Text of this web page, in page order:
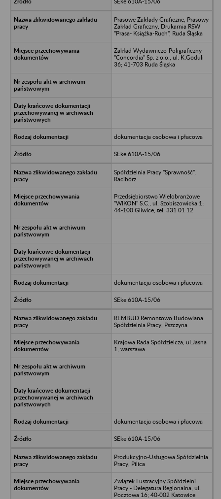
Prasowe Zakłady Graficzne, Prasowy
Zakład Graficzny, Drukarnia RSW
"Prasa- Książka-Ruch", Ruda Śląska
Zakład Wydawniczo-Poligraficzny
"Concordia" Sp. z o.o., ul. K.Goduli
36; 41-703 Ruda Śląska
dokumentacja osobowa i płacowa
SEke 610A-15/06
Spółdzielnia Pracy "Sprawność",
Racibórz
Przedsiębiorstwo Wielobranżowe
"WIKON" S.C., ul. Szobiszowicka 1;
44-100 Gliwice, tel. 331 01 12
dokumentacja osobowa i płacowa
SEke 610A-15/06
REMBUD Remontowo Budowlana
Spółdzielnia Pracy, Pszczyna
Krajowa Rada Spółdzielcza, ul.Jasna
1, warszawa
dokumentacja osobowa i płacowa
SEke 610A-15/06
Produkcyjno-Usługowa Spółdzielnia
Pracy, Pilica
Związek Lustracyjny Spółdzielni
Pracy - Delegatura Regionalna, ul.
Pocztowa 16; 40-002 Katowice